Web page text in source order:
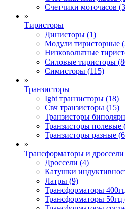
Счетчики моточасов
»
Тиристоры
Динисторы (1)
Модули тиристорные
Низковольтные
Силовые тиристоры
Симисторы (115)
»
Транзисторы
Igbt транзисторы (18)
Свч транзисторы (15)
Транзисторы
Транзисторы полевые
Транзисторы разные
»
Трансформаторы и дроссели
Дроссели (4)
Катушки
Латры (9)
Трансформаторы
Трансформаторы 50гц